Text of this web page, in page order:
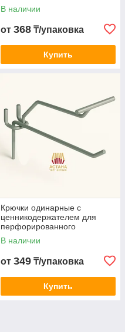
В наличии
от 368 ₸/упаковка
Купить
Крючки одинарные с
ценникодержателем для
перфорированного
стеллажа, шаг перф.50мм,
длина 100, 150, 200 мм. (в
В наличии
от 349 ₸/упаковка
Купить